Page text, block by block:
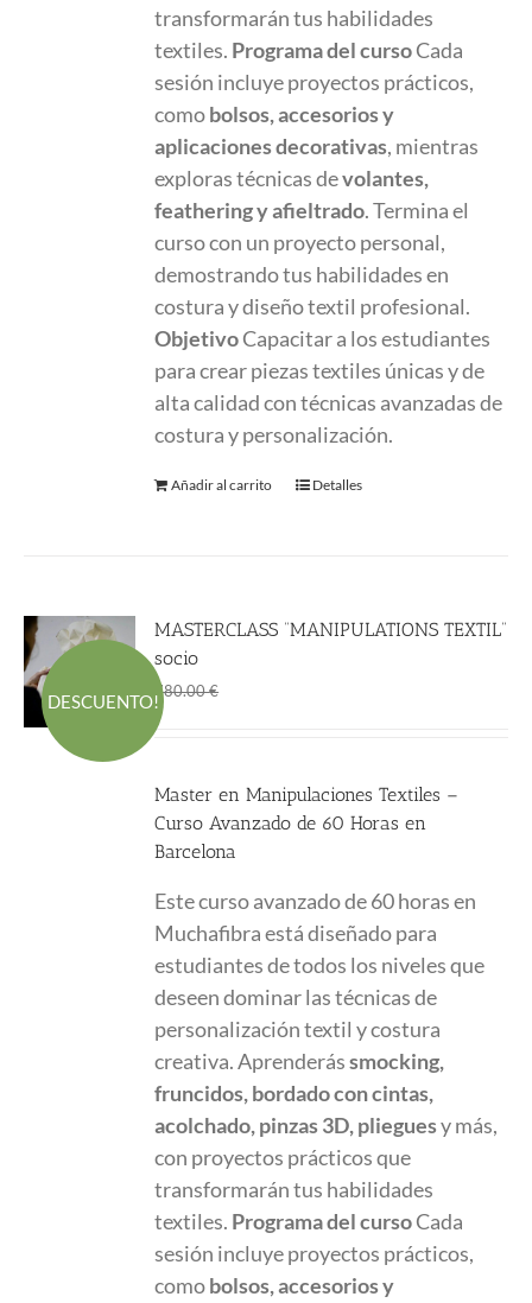
transformarán tus habilidades
textiles. Programa del cursoCada
sesión incluye proyectos prácticos,
comobolsos, accesorios y
aplicaciones decorativas, mientras
exploras técnicas devolantes,
feathering y afieltrado. Termina el
curso con un proyecto personal,
demostrando tus habilidades en
costura y diseño textil profesional.
ObjetivoCapacitar a los estudiantes
para crear piezas textiles únicas y de
alta calidad con técnicas avanzadas de
costura y personalización.
Añadir al carrito Detalles
DESCUENTO!
MASTERCLASS “MANIPULATIONS TEXTIL”
socio
780.00€
era:
780.00 €.
es:
600.00 €.
Master en Manipulaciones Textiles –
Curso Avanzado de 60 Horas en
Barcelona
Este curso avanzado de 60 horas en
Muchafibra está diseñado para
estudiantes de todos los niveles que
deseen dominar las técnicas de
personalización textil y costura
creativa. Aprenderássmocking,
fruncidos, bordado con cintas,
acolchado, pinzas 3D, plieguesy más,
con proyectos prácticos que
transformarán tus habilidades
textiles. Programa del cursoCada
sesión incluye proyectos prácticos,
comobolsos, accesorios y